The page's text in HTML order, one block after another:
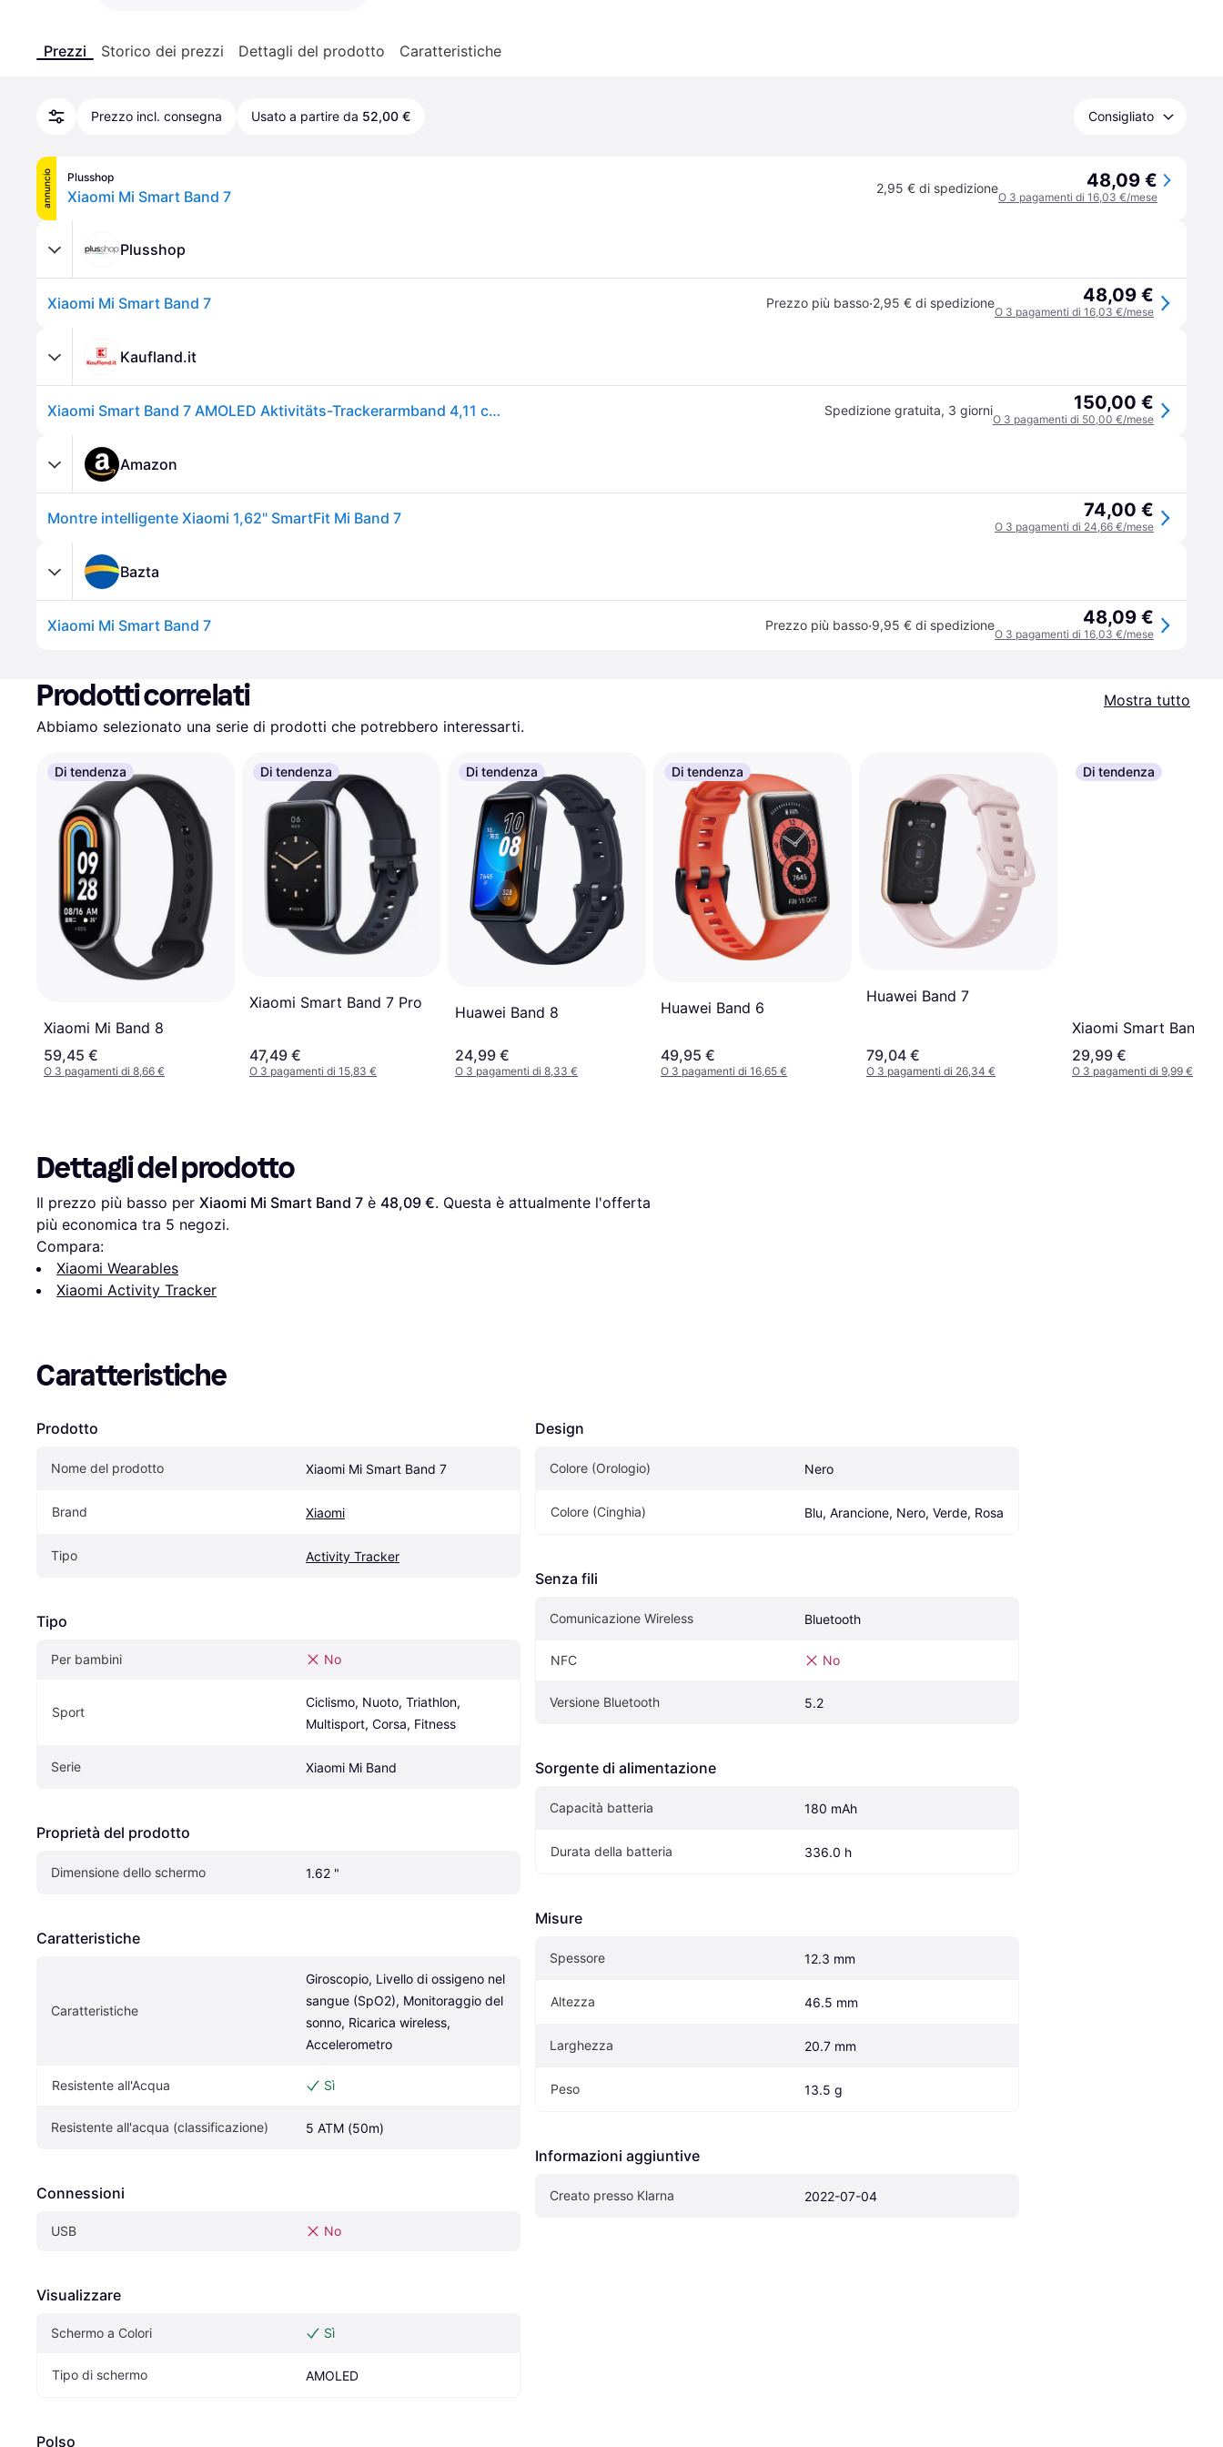
Prezzi Storico dei prezzi Dettagli del prodotto Caratteristiche
Prezzo incl. consegna Usato a partire da 52,00 € Consigliato
annuncio Plusshop
Xiaomi Mi Smart Band 7 2,95 € di spedizione 48,09 €
O 3 pagamenti di 16,03 €/mese
Plusshop
Xiaomi Mi Smart Band 7 Prezzo più basso·2,95 € di spedizione 48,09 €
O 3 pagamenti di 16,03 €/mese
Kaufland.it
Xiaomi Smart Band 7 AMOLED Aktivitäts-Trackerarmband 4,11 cm (1.62" ) Schwarz (BHR6008GL) Spedizione gratuita, 3 giorni 150,00 €
O 3 pagamenti di 50,00 €/mese
Amazon
Montre intelligente Xiaomi 1,62" SmartFit Mi Band 7 74,00 €
O 3 pagamenti di 24,66 €/mese
Bazta
Xiaomi Mi Smart Band 7 Prezzo più basso·9,95 € di spedizione 48,09 €
O 3 pagamenti di 16,03 €/mese
Prodotti correlati
Mostra tutto
Abbiamo selezionato una serie di prodotti che potrebbero interessarti.
Di tendenza
Xiaomi Mi Band 8
59,45 €
O 3 pagamenti di 8,66 €
Di tendenza
Xiaomi Smart Band 7 Pro
47,49 €
O 3 pagamenti di 15,83 €
Di tendenza
Huawei Band 8
24,99 €
O 3 pagamenti di 8,33 €
Di tendenza
Huawei Band 6
49,95 €
O 3 pagamenti di 16,65 €
Huawei Band 7
79,04 €
O 3 pagamenti di 26,34 €
Di tendenza
Xiaomi Smart Band 9
29,99 €
O 3 pagamenti di 9,99 €
Dettagli del prodotto
Il prezzo più basso per Xiaomi Mi Smart Band 7 è 48,09 €. Questa è attualmente l'offerta
più economica tra 5 negozi.
Compara:
Xiaomi Wearables
Xiaomi Activity Tracker
Caratteristiche
Prodotto
Nome del prodotto Xiaomi Mi Smart Band 7
Brand Xiaomi
Tipo Activity Tracker
Tipo
Per bambini No
Sport
Ciclismo, Nuoto, Triathlon,
Multisport, Corsa, Fitness
Serie Xiaomi Mi Band
Proprietà del prodotto
Dimensione dello schermo 1.62 "
Caratteristiche
Caratteristiche
Giroscopio, Livello di ossigeno nel
sangue (SpO2), Monitoraggio del
sonno, Ricarica wireless,
Accelerometro
Resistente all'Acqua Sì
Resistente all'acqua (classificazione) 5 ATM (50m)
Connessioni
USB No
Visualizzare
Schermo a Colori Sì
Tipo di schermo AMOLED
Polso
Design
Colore (Orologio) Nero
Colore (Cinghia) Blu, Arancione, Nero, Verde, Rosa
Senza fili
Comunicazione Wireless Bluetooth
NFC No
Versione Bluetooth 5.2
Sorgente di alimentazione
Capacità batteria 180 mAh
Durata della batteria 336.0 h
Misure
Spessore 12.3 mm
Altezza 46.5 mm
Larghezza 20.7 mm
Peso 13.5 g
Informazioni aggiuntive
Creato presso Klarna 2022-07-04